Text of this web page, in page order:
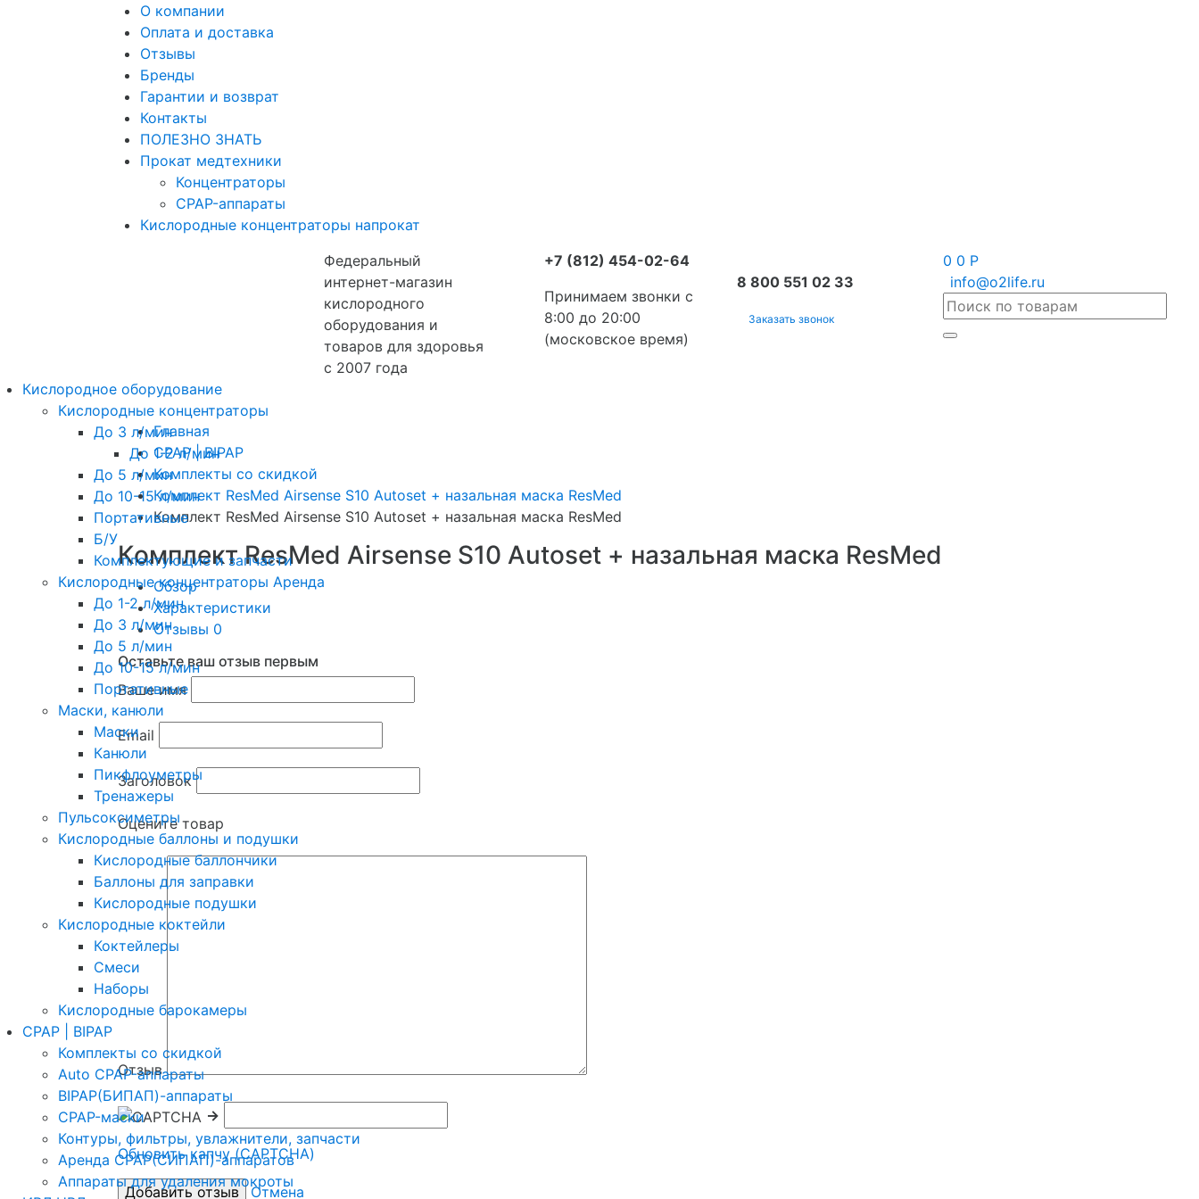
О компании
Оплата и доставка
Отзывы
Бренды
Гарантии и возврат
Контакты
ПОЛЕЗНО ЗНАТЬ
Прокат медтехники
Концентраторы
CPAP-аппараты
Кислородные концентраторы напрокат
Федеральный
интернет-магазин
кислородного
оборудования и
товаров для здоровья
с 2007 года
+7 (812) 454-02-64
Принимаем звонки с
8:00 до 20:00
(московское время)
8 800 551 02 33
Заказать звонок
0 0 Р
info@o2life.ru
Кислородное оборудование
Кислородные концентраторы
До 3 л/мин
До 1-2 л/мин
До 5 л/мин
До 10-15 л/мин
Портативные
Б/У
Комплектующие и запчасти
Кислородные концентраторы Аренда
До 1-2 л/мин
До 3 л/мин
До 5 л/мин
До 10-15 л/мин
Портативные
Маски, канюли
Маски
Канюли
Пикфлоуметры
Тренажеры
Пульсоксиметры
Кислородные баллоны и подушки
Кислородные баллончики
Баллоны для заправки
Кислородные подушки
Кислородные коктейли
Коктейлеры
Смеси
Наборы
Кислородные барокамеры
CPAP | BIPAP
Комплекты со скидкой
Auto CPAP-аппараты
BIPAP(БИПАП)-аппараты
CPAP-маски
Контуры, фильтры, увлажнители, запчасти
Аренда CPAP(СИПАП)-аппаратов
Аппараты для удаления мокроты
Главная
CPAP | BIPAP
Комплекты со скидкой
Комплект ResMed Airsense S10 Autoset + назальная маска ResMed
Комплект ResMed Airsense S10 Autoset + назальная маска ResMed
Комплект ResMed Airsense S10 Autoset + назальная маска ResMed
Обзор
Характеристики
Отзывы 0
Оставьте ваш отзыв первым
Ваше имя
Email
Заголовок
Оцените товар
Отзыв
→
Обновить капчу (CAPTCHA)
Отмена